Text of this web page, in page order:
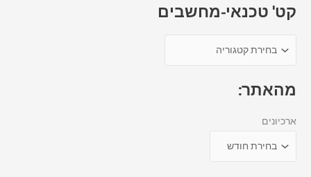
קט' טכנאי-מחשבים
מהאתר:
ארכיונים